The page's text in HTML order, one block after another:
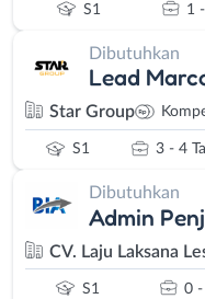
S1 1
Dibutuhkan
Lead
Star Group
S1 3 - 4
Dibutuhkan
Admin
CV. Laju Laksana
S1 0 -